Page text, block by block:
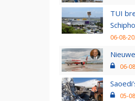
TUI
06-08-
06-
05-